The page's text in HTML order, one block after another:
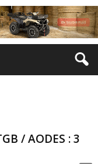
/ AODES : 3